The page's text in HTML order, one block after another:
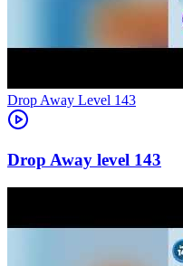
Level 143
143